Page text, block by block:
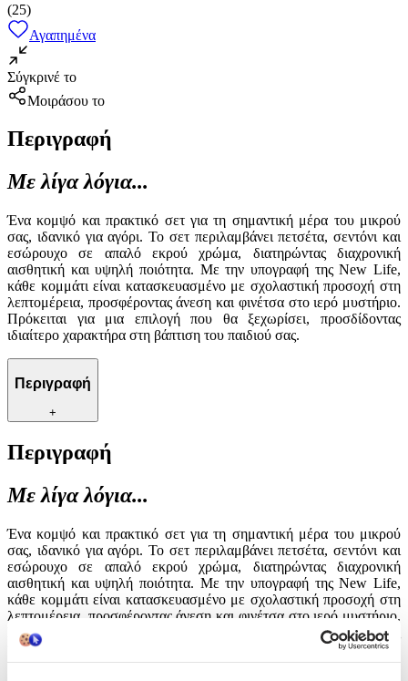
(25)
Αγαπημένα
Σύγκρινέ το
Μοιράσου το
Περιγραφή
Με λίγα λόγια...
Ένα κομψό και πρακτικό σετ για τη σημαντική μέρα του μικρού
σας, ιδανικό για αγόρι. Το σετ περιλαμβάνει πετσέτα, σεντόνι και
εσώρουχο σε απαλό εκρού χρώμα, διατηρώντας διαχρονική
αισθητική και υψηλή ποιότητα. Με την υπογραφή της New Life,
κάθε κομμάτι είναι κατασκευασμένο με σχολαστική προσοχή στη
λεπτομέρεια, προσφέροντας άνεση και φινέτσα στο ιερό μυστήριο.
Πρόκειται για μια επιλογή που θα ξεχωρίσει, προσδίδοντας
ιδιαίτερο χαρακτήρα στη βάπτιση του παιδιού σας.
Περιγραφή
+
Περιγραφή
Με λίγα λόγια...
Ένα κομψό και πρακτικό σετ για τη σημαντική μέρα του μικρού
σας, ιδανικό για αγόρι. Το σετ περιλαμβάνει πετσέτα, σεντόνι και
εσώρουχο σε απαλό εκρού χρώμα, διατηρώντας διαχρονική
αισθητική και υψηλή ποιότητα. Με την υπογραφή της New Life,
κάθε κομμάτι είναι κατασκευασμένο με σχολαστική προσοχή στη
λεπτομέρεια, προσφέροντας άνεση και φινέτσα στο ιερό μυστήριο.
Πρόκειται για μια επιλογή που θα ξεχωρίσει, προσδίδοντας
ιδιαίτερο χαρακτήρα στη βάπτιση του παιδιού σας.